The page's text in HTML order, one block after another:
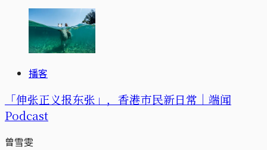
播客
「伸张正义报东张」，香港市民新日常｜端闻
Podcast
曾雪雯